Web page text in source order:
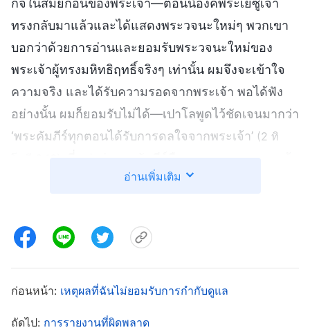
ทรงกลับมาแล้วและได้แสดงพระวจนะใหม่ๆ พวกเขา
บอกว่าด้วยการอ่านและยอมรับพระวจนะใหม่ของ
พระเจ้าผู้ทรงมหิทธิฤทธิ์จริงๆ เท่านั้น ผมจึงจะเข้าใจ
ความจริง และได้รับความรอดจากพระเจ้า พอได้ฟัง
อย่างนั้น ผมก็ยอมรับไม่ได้—เปาโลพูดไว้ชัดเจนมากว่า
‘พระคัมภีร์ทุกตอนได้รับการดลใจจากพระเจ้า’ (2 ทิ
เป็นธรรมบัญญัติของคริสตชน ซึ่งไม่อาจปฏิเสธได้
วจนะจะยังคงอยู่ ดังนั้นผู้เชื่อต้องอ่านพระคัมภีร์และ
ยึดถือตามอยู่เสมอ ผมแน่ใจว่าสิ่งที่พวกเขาพูดนั้นผิด
และไม่ต้องการฟังสามัคคีธรรมของพวกเขาอีก” ฉันจึง
บอกเขาว่า “คุณเฉาคะ ฉันเข้าใจว่าทำไมคุณคิดแบบ
นั้น คนส่วนใหญ่ในโลกศาสนาเห็นว่าถ้อยคำทั้งหมดใน
อ่านเพิ่มเติม
ก่อนหน้า: เหตุผลที่ฉันไม่ยอมรับการกำกับดูแล
ถัดไป: การรายงานที่ผิดพลาด